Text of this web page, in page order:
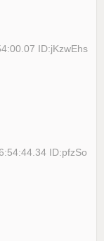
ID:jKzwEhs
ID:pfzSo